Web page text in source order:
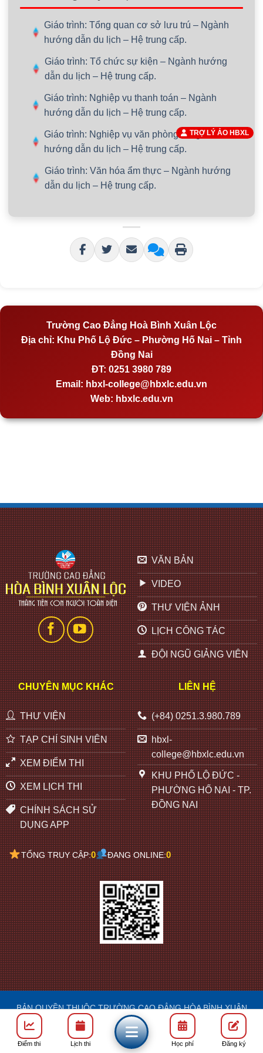
Giáo trình: Tổng quan cơ sở lưu trú – Ngành
hướng dẫn du lịch – Hệ trung cấp.
Giáo trình: Tổ chức sự kiện – Ngành hướng
dẫn du lịch – Hệ trung cấp.
Giáo trình: Nghiệp vụ thanh toán – Ngành
hướng dẫn du lịch – Hệ trung cấp.
Giáo trình: Nghiệp vụ văn phòng – Ngành
hướng dẫn du lịch – Hệ trung cấp.
Giáo trình: Văn hóa ẩm thực – Ngành hướng
dẫn du lịch – Hệ trung cấp.
Trường Cao Đẳng Hoà Bình Xuân Lộc
Địa chỉ: Khu Phố Lộ Đức – Phường Hố Nai – Tỉnh
Đồng Nai
ĐT: 0251 3980 789
Email: hbxl-college@hbxlc.edu.vn
Web: hbxlc.edu.vn
VĂN BẢN
VIDEO
THƯ VIỆN ẢNH
LỊCH CÔNG TÁC
ĐỘI NGŨ GIẢNG VIÊN
CHUYÊN MỤC KHÁC
THƯ VIỆN
TẠP CHÍ SINH VIÊN
XEM ĐIỂM THI
XEM LỊCH THI
CHÍNH SÁCH SỬ
DỤNG APP
LIÊN HỆ
(+84) 0251.3.980.789
hbxl-
college@hbxlc.edu.vn
KHU PHỐ LỘ ĐỨC -
PHƯỜNG HỐ NAI - TP.
ĐỒNG NAI
TỔNG TRUY CẬP:0 ĐANG ONLINE:0
BẢN QUYỀN THUỘC TRƯỜNG CAO ĐẲNG HÒA BÌNH XUÂN
LỘC
DESIGN: FRANCIS
Điểm thi Lịch thi Học phí Đăng ký
TRỢ LÝ ẢO HBXL